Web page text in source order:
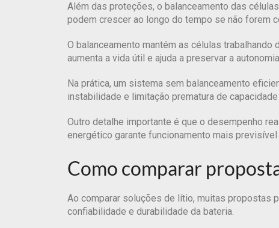
Além das proteções, o balanceamento das
podem crescer ao longo do tempo se não forem
O balanceamento mantém as células
aumenta a vida útil e ajuda a preservar a
Na prática, um sistema sem balanceamento
instabilidade e limitação prematura de
Outro detalhe importante é que o desempenho
energético garante funcionamento mais
Como comparar
Ao comparar soluções de lítio, muitas propostas
confiabilidade e durabilidade da bateria.